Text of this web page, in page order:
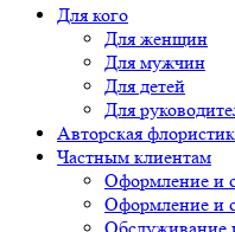
Для кого
Для женщин
Для мужчин
Для детей
Для
Авторская
Частным клиентам
Оформление и
Оформление и